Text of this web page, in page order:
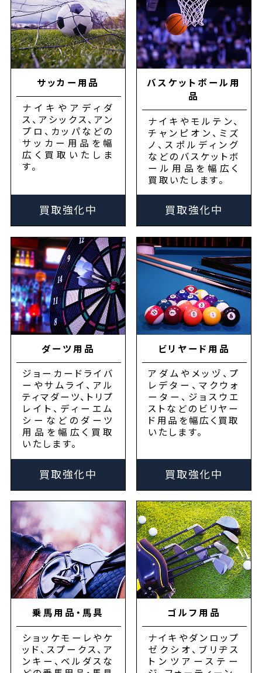
サッカー用品
ナイキやアディダ
ス、アシックス、アン
プロ、カッパなどの
サッカー用品を幅
広く買取いたしま
す。
買取強化中
バスケットボール用
品
ナイキやモルテン、
チャンピオン、ミズ
ノ、スポルディング
などのバスケットボ
ール用品を幅広く
買取いたします。
買取強化中
ダーツ用品
ジョーカードライバ
ーやサムライ、アル
ティマダーツ、トリプ
レイト、ディーエム
シーなどのダーツ
用品を幅広く買取
いたします。
買取強化中
ビリヤード用品
アダムやメッヅ、プ
レデター、マクウォ
ーター、ジョスウエ
ストなどのビリヤー
ド用品を幅広く買取
いたします。
買取強化中
乗馬用品・馬具
ショッケモーレやケ
ッド、スプークス、ア
ンキー、ベルダスな
ゴルフ用品
ナイキやダンロップ
ゼクシオ、ブリヂス
トンツアーステー